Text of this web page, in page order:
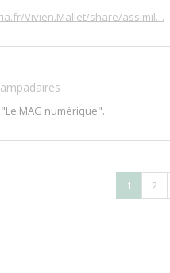
Vivien.Mallet/share/assimil…
MAG numérique".
1 2